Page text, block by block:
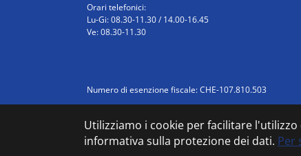
Utilizziamo i cookie per facilitare
informativa sulla protezione dei dati. Per
Orari telefonici:
Lu-Gi: 08.30-11.30 / 14.00-16.45
Ve: 08.30-11.30
Numero di esenzione fiscale: CHE-107.810.503